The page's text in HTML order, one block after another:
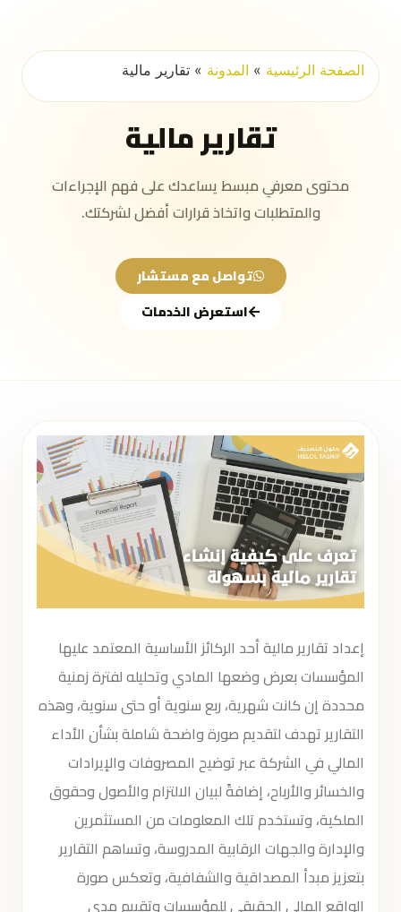
الصفحة الرئيسية » المدونة » تقارير مالية
تقارير مالية
محتوى معرفي مبسط يساعدك على فهم الإجراءات
والمتطلبات واتخاذ قرارات أفضل لشركتك.
تواصل مع مستشار
استعرض الخدمات
إعداد تقارير مالية أحد الركائز الأساسية المعتمد عليها
المؤسسات بعرض وضعها المادي وتحليله لفترة زمنية
محددة إن كانت شهرية، ربع سنوية أو حتى سنوية، وهذه
التقارير تهدف لتقديم صورة واضحة شاملة بشأن الأداء
المالي في الشركة عبر توضيح المصروفات والإيرادات
والخسائر والأرباح، إضافةً لبيان الالتزام والأصول وحقوق
الملكية، وتستخدم تلك المعلومات من المستثمرين
والإدارة والجهات الرقابية المدروسة، وتساهم التقارير
بتعزيز مبدأ المصداقية والشفافية، وتعكس صورة
الواقع المالي الحقيقي للمؤسسات وتقييم مدى